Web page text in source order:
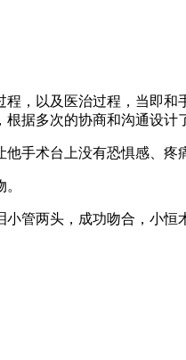
，以及医治过程，当即
据多次的协商和沟通设计
手术台上没有恐惧感、疼
管两头，成功吻合，小恒